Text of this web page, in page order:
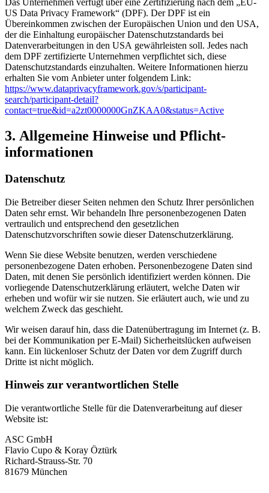
Das Unternehmen verfügt über eine Zertifizierung nach dem „EU-
US Data Privacy Framework“ (DPF). Der DPF ist ein
Übereinkommen zwischen der Europäischen Union und den USA,
der die Einhaltung europäischer Datenschutzstandards bei
Datenverarbeitungen in den USA gewährleisten soll. Jedes nach
dem DPF zertifizierte Unternehmen verpflichtet sich, diese
Datenschutzstandards einzuhalten. Weitere Informationen hierzu
erhalten Sie vom Anbieter unter folgendem Link:
https://www.dataprivacyframework.gov/s/participant-
search/participant-detail?
contact=true&id=a2zt0000000GnZKAA0&status=Active
3. Allgemeine Hinweise und Pflicht­
informationen
Datenschutz
Die Betreiber dieser Seiten nehmen den Schutz Ihrer persönlichen
Daten sehr ernst. Wir behandeln Ihre personenbezogenen Daten
vertraulich und entsprechend den gesetzlichen
Datenschutzvorschriften sowie dieser Datenschutzerklärung.
Wenn Sie diese Website benutzen, werden verschiedene
personenbezogene Daten erhoben. Personenbezogene Daten sind
Daten, mit denen Sie persönlich identifiziert werden können. Die
vorliegende Datenschutzerklärung erläutert, welche Daten wir
erheben und wofür wir sie nutzen. Sie erläutert auch, wie und zu
welchem Zweck das geschieht.
Wir weisen darauf hin, dass die Datenübertragung im Internet (z. B.
bei der Kommunikation per E-Mail) Sicherheitslücken aufweisen
kann. Ein lückenloser Schutz der Daten vor dem Zugriff durch
Dritte ist nicht möglich.
Hinweis zur verantwortlichen Stelle
Die verantwortliche Stelle für die Datenverarbeitung auf dieser
Website ist:
ASC GmbH
Flavio Cupo & Koray Öztürk
Richard-Strauss-Str. 70
81679 München